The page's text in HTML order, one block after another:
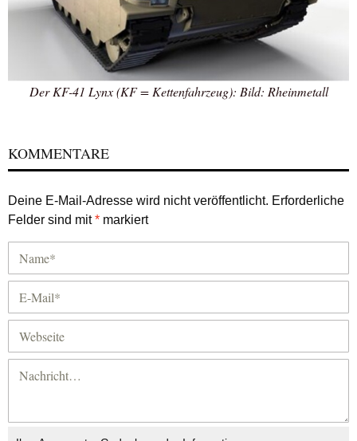
Der KF-41 Lynx (KF = Kettenfahrzeug): Bild: Rheinmetall
KOMMENTARE
Deine E-Mail-Adresse wird nicht veröffentlicht. Erforderliche
Felder sind mit* markiert